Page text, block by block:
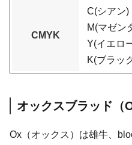
CMYK
C(シアン
M(マゼ
Y(イエロ
K(ブラッ
オックスブラッド（
Ox（オックス）は雄牛、